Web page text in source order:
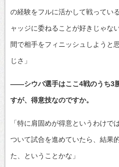
の経験をフルに活かして戦ってい
ャッジに委ねることが好きじゃな
間で相手をフィニッシュしようと
じさ」
――シウバ選手はここ4戦のうち3
すが、得意技なのですか。
「特に肩固めが得意というわけで
ついて試合を進めていたら、結果
た、ということかな」